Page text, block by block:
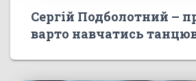
Сергій Подболотний –
варто навчатись